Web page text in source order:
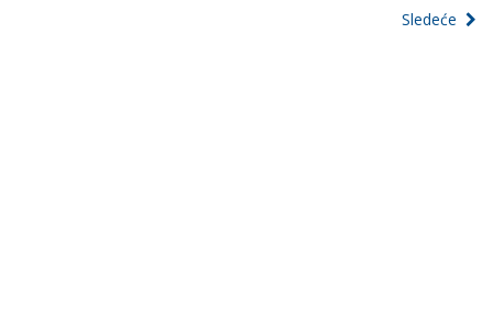
Sledeće